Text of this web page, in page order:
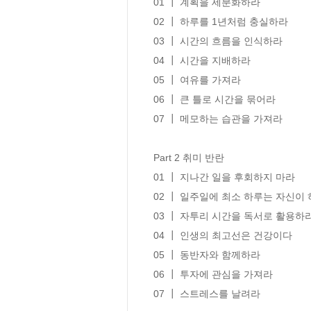
02 ┃ 하루를 1년처럼 충실하라
03 ┃ 시간의 흐름을 인식하라
04 ┃ 시간을 지배하라
05 ┃ 여유를 가져라
06 ┃ 큰 틀로 시간을 묶어라
07 ┃ 메모하는 습관을 가져라
Part 2 취미 반란
01 ┃ 지나간 일을 후회하지 마라
02 ┃ 일주일에 최소 하루는 자신이
03 ┃ 자투리 시간을 독서로 활용하
04 ┃ 인생의 최고선은 건강이다
05 ┃ 동반자와 함께하라
06 ┃ 투자에 관심을 가져라
07 ┃ 스트레스를 날려라